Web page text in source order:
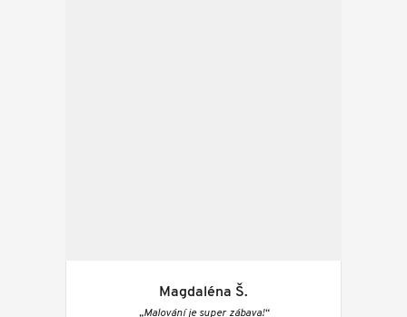
Magdaléna Š.
„Malování je super zábava!“